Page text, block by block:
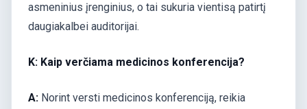
asmeninius įrenginius, o tai sukuria vientisą patirtį
daugiakalbei auditorijai.
K: Kaip verčiama medicinos konferencija?
A: Norint versti medicinos konferenciją, reikia